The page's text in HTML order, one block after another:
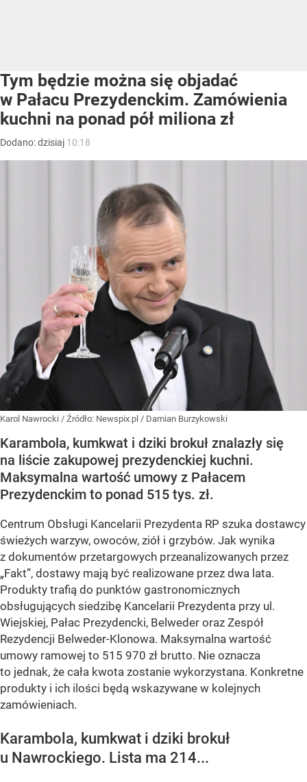
Tym będzie można się objadać
w Pałacu Prezydenckim. Zamówienia
kuchni na ponad pół miliona zł
Dodano:dzisiaj 10:18
Karol Nawrocki / Źródło: Newspix.pl / Damian Burzykowski
Karambola, kumkwat i dziki brokuł znalazły się
na liście zakupowej prezydenckiej kuchni.
Maksymalna wartość umowy z Pałacem
Prezydenckim to ponad 515 tys. zł.
Centrum Obsługi Kancelarii Prezydenta RP szuka dostawcy
świeżych warzyw, owoców, ziół i grzybów. Jak wynika
z dokumentów przetargowych przeanalizowanych przez
„Fakt”, dostawy mają być realizowane przez dwa lata.
Produkty trafią do punktów gastronomicznych
obsługujących siedzibę Kancelarii Prezydenta przy ul.
Wiejskiej, Pałac Prezydencki, Belweder oraz Zespół
Rezydencji Belweder-Klonowa. Maksymalna wartość
umowy ramowej to 515 970 zł brutto. Nie oznacza
to jednak, że cała kwota zostanie wykorzystana. Konkretne
produkty i ich ilości będą wskazywane w kolejnych
zamówieniach.
Karambola, kumkwat i dziki brokuł
u Nawrockiego. Lista ma 214...